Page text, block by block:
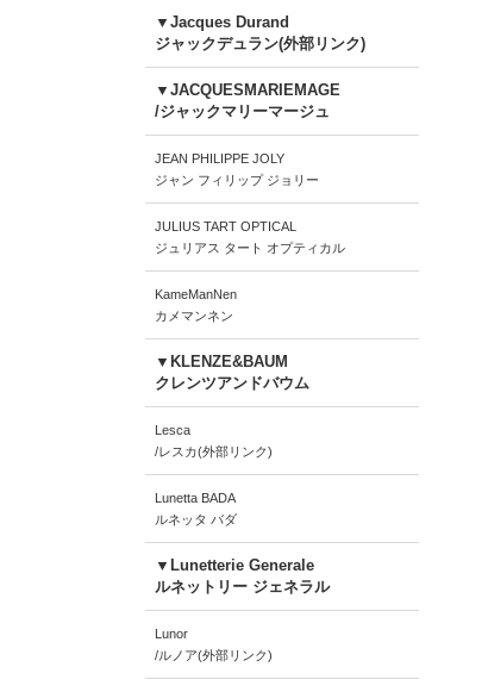
▼Jacques Durand
ジャックデュラン(外部リンク)
▼JACQUESMARIEMAGE
/ジャックマリーマージュ
JEAN PHILIPPE JOLY
ジャン フィリップ ジョリー
JULIUS TART OPTICAL
ジュリアス タート オプティカル
KameManNen
カメマンネン
▼KLENZE&BAUM
クレンツアンドバウム
Lesca
/レスカ(外部リンク)
Lunetta BADA
ルネッタ バダ
▼Lunetterie Generale
ルネットリー ジェネラル
Lunor
/ルノア(外部リンク)